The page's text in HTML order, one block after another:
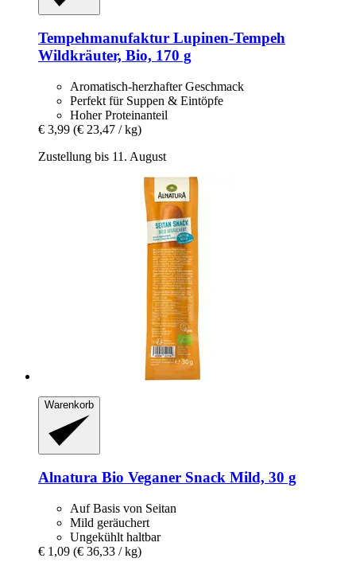
Tempehmanufaktur Lupinen-​Tempeh
Wildkräuter, Bio, 170 g
Aromatisch-herzhafter Geschmack
Perfekt für Suppen & Eintöpfe
Hoher Proteinanteil
€ 3,99 (€ 23,47 / kg)
Zustellung bis 11. August
Warenkorb
Alnatura Bio Veganer Snack Mild, 30 g
Auf Basis von Seitan
Mild geräuchert
Ungekühlt haltbar
€ 1,09 (€ 36,33 / kg)